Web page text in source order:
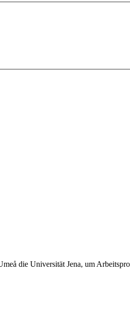
die Universität Jena, um